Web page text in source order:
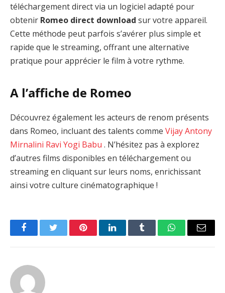
téléchargement direct via un logiciel adapté pour
obtenir Romeo direct download sur votre appareil.
Cette méthode peut parfois s’avérer plus simple et
rapide que le streaming, offrant une alternative
pratique pour apprécier le film à votre rythme.
A l’affiche de Romeo
Découvrez également les acteurs de renom présents
dans Romeo, incluant des talents comme Vijay Antony
Mirnalini Ravi Yogi Babu . N’hésitez pas à explorez
d’autres films disponibles en téléchargement ou
streaming en cliquant sur leurs noms, enrichissant
ainsi votre culture cinématographique !
FacebookTwitter PinterestLinkedInTumblr WhatsAppEmail